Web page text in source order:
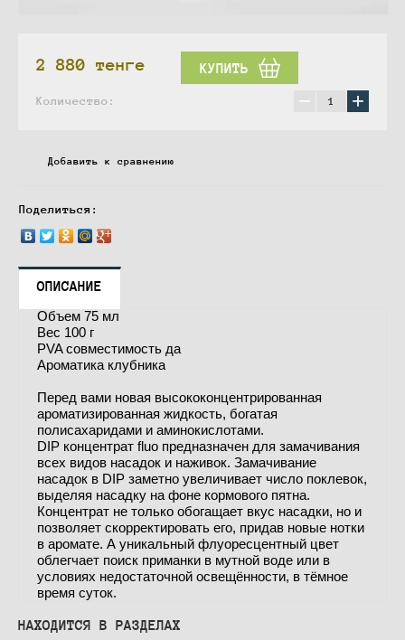
2 880 тенге КУПИТЬ
Количество: − +
Добавить к сравнению
Поделиться:
ОПИСАНИЕ
Объем 75 мл
Вес 100 г
PVA совместимость да
Ароматика клубника
Перед вами новая высококонцентрированная
ароматизированная жидкость, богатая
полисахаридами и аминокислотами.
DIP концентрат fluo предназначен для замачивания
всех видов насадок и наживок. Замачивание
насадок в DIP заметно увеличивает число поклевок,
выделяя насадку на фоне кормового пятна.
Концентрат не только обогащает вкус насадки, но и
позволяет скорректировать его, придав новые нотки
в аромате. А уникальный флуоресцентный цвет
облегчает поиск приманки в мутной воде или в
условиях недостаточной освещённости, в тёмное
время суток.
НАХОДИТСЯ В РАЗДЕЛАХ